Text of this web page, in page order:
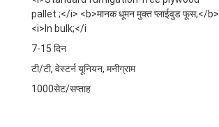
pallet ;</i> <b>मानक धूमन मुक्त प्लाईवुड फूस;</b>
<i>In bulk;</i
7-15 दिन
टी/टी, वेस्टर्न यूनियन, मनीग्राम
1000सेट/सप्ताह